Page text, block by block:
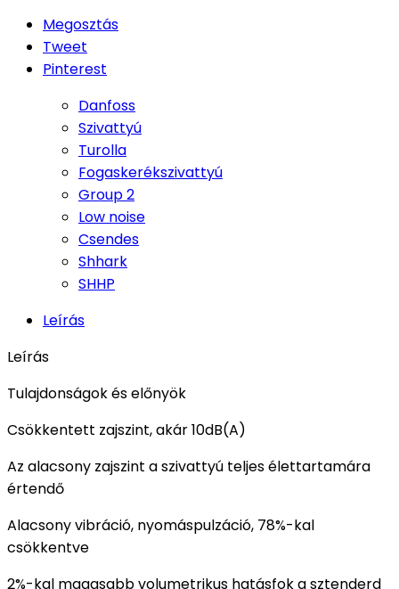
Megosztás
Tweet
Pinterest
Danfoss
Szivattyú
Turolla
Fogaskerékszivattyú
Group 2
Low noise
Csendes
Shhark
SHHP
Leírás
Leírás
Tulajdonságok és előnyök
Csökkentett zajszint, akár 10dB(A)
Az alacsony zajszint a szivattyú teljes élettartamára
értendő
Alacsony vibráció, nyomáspulzáció, 78%-kal
csökkentve
2%-kal magasabb volumetrikus hatásfok a sztenderd